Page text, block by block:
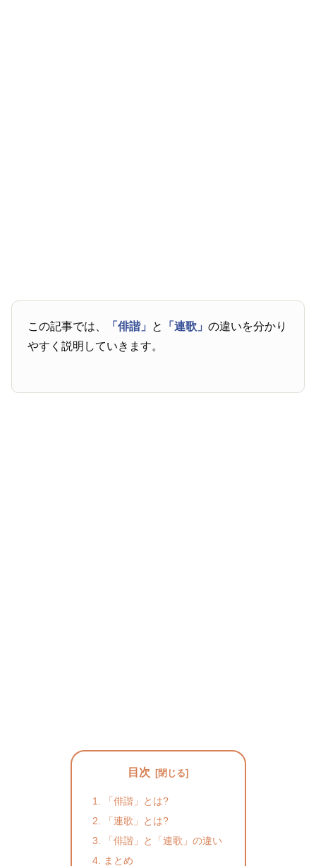
この記事では、 「俳諧」 と 「連歌」の違いを分かり
やすく説明していきます。
目次
「俳諧」とは?
「連歌」とは?
「俳諧」と「連歌」の違い
まとめ